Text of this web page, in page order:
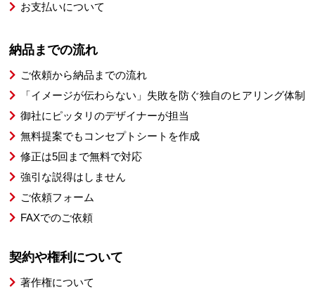
お支払いについて
納品までの流れ
ご依頼から納品までの流れ
「イメージが伝わらない」失敗を防ぐ独自のヒアリング体制
御社にピッタリのデザイナーが担当
無料提案でもコンセプトシートを作成
修正は5回まで無料で対応
強引な説得はしません
ご依頼フォーム
FAXでのご依頼
契約や権利について
著作権について